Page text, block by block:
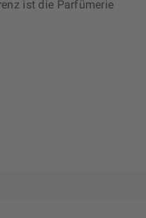
ist die Parfümerie